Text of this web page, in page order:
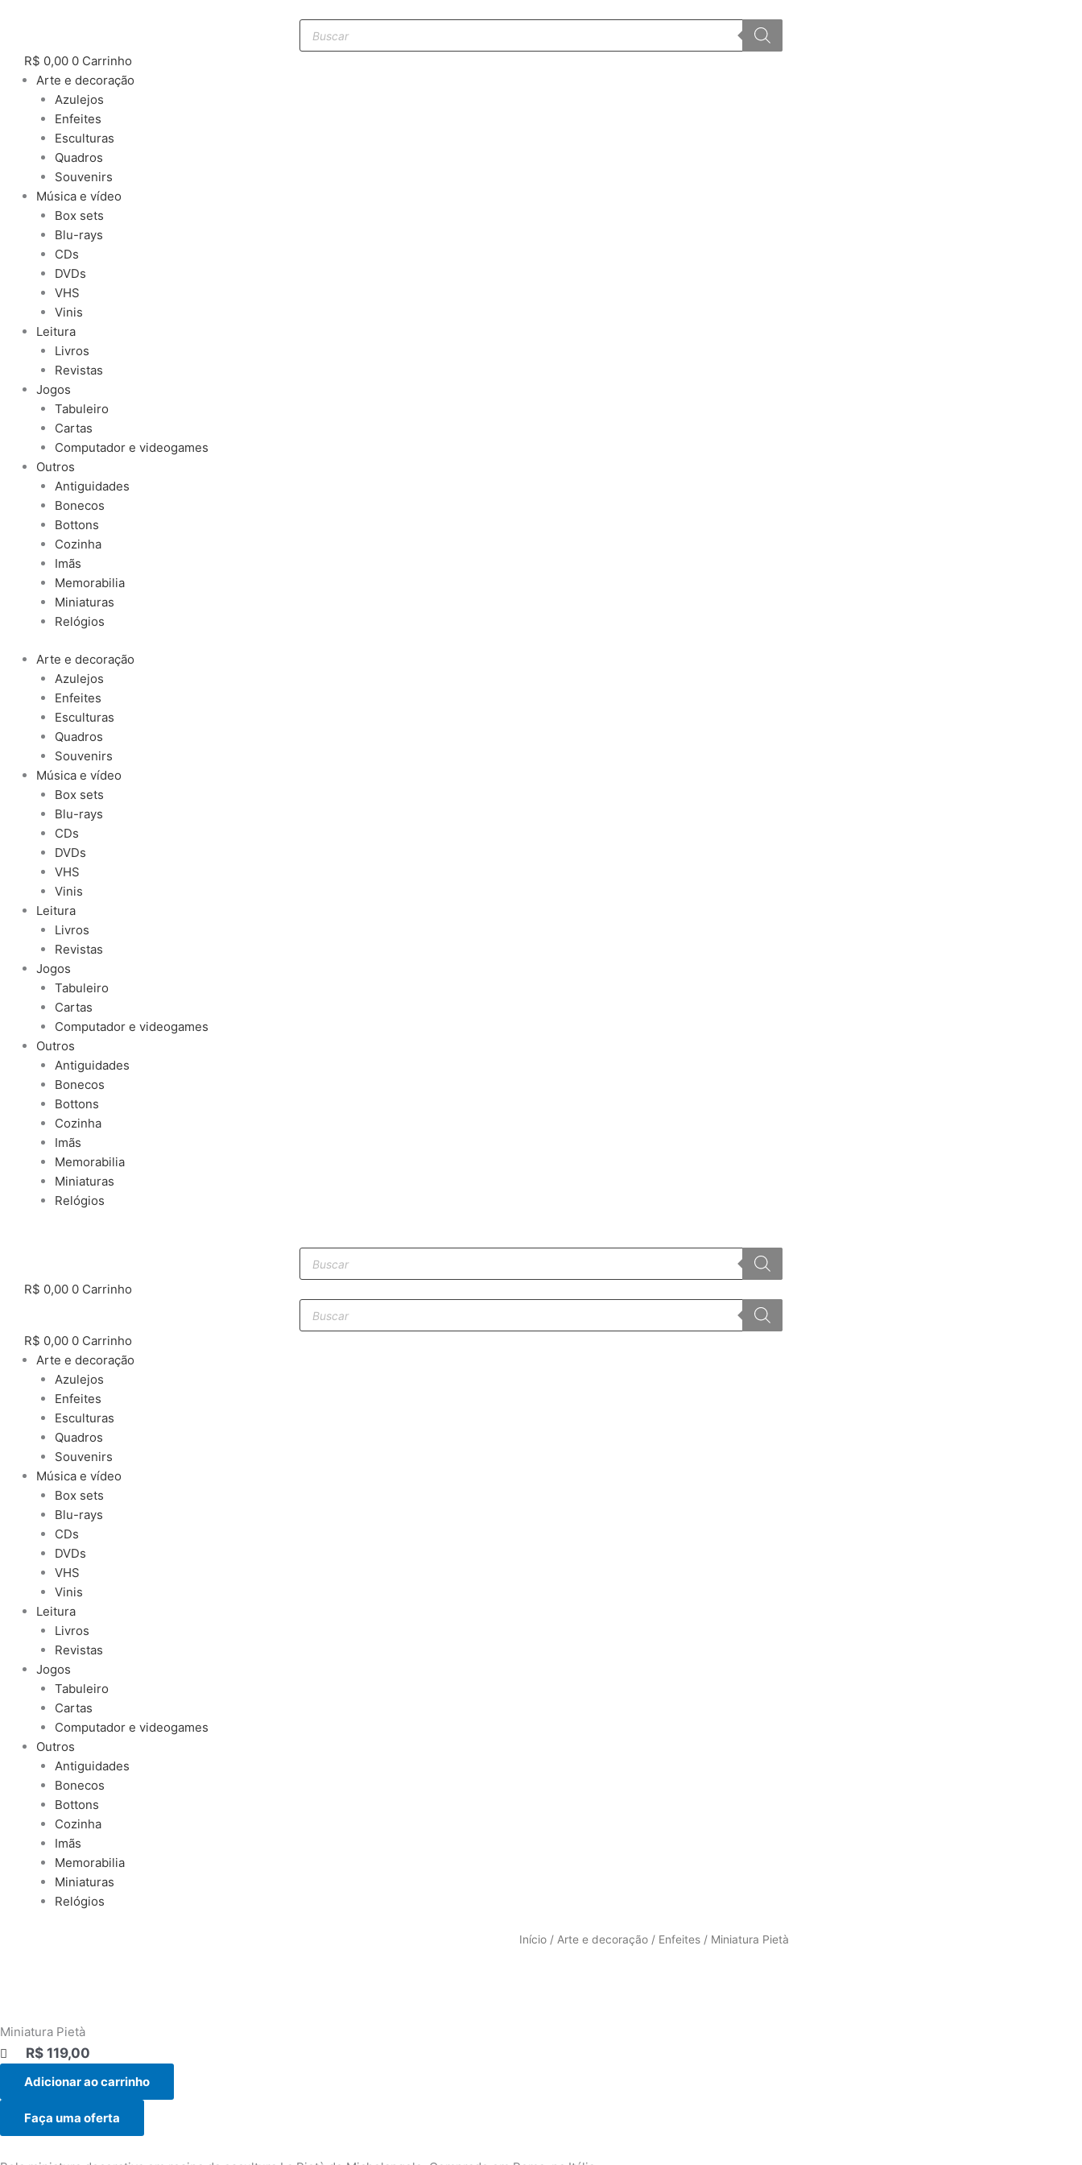
conteúdo
Pesquisar
produtos
R$ 0,00 0 Carrinho
Arte e decoração
Azulejos
Enfeites
Esculturas
Quadros
Souvenirs
Música e vídeo
Box sets
Blu-rays
CDs
DVDs
VHS
Vinis
Leitura
Livros
Revistas
Jogos
Tabuleiro
Cartas
Computador e videogames
Outros
Antiguidades
Bonecos
Bottons
Cozinha
Imãs
Memorabilia
Miniaturas
Relógios
Arte e decoração
Azulejos
Enfeites
Esculturas
Quadros
Souvenirs
Música e vídeo
Box sets
Blu-rays
CDs
DVDs
VHS
Vinis
Leitura
Livros
Revistas
Jogos
Tabuleiro
Cartas
Computador e videogames
Outros
Antiguidades
Bonecos
Bottons
Cozinha
Imãs
Memorabilia
Miniaturas
Relógios
Pesquisar
produtos
R$ 0,00 0 Carrinho
Pesquisar
produtos
R$ 0,00 0 Carrinho
Arte e decoração
Azulejos
Enfeites
Esculturas
Quadros
Souvenirs
Música e vídeo
Box sets
Blu-rays
CDs
DVDs
VHS
Vinis
Leitura
Livros
Revistas
Jogos
Tabuleiro
Cartas
Computador e videogames
Outros
Antiguidades
Bonecos
Bottons
Cozinha
Imãs
Memorabilia
Miniaturas
Relógios
Início / Arte e decoração / Enfeites / Miniatura Pietà
Miniatura Pietà
R$ 119,00
Adicionar ao carrinho
Faça uma oferta